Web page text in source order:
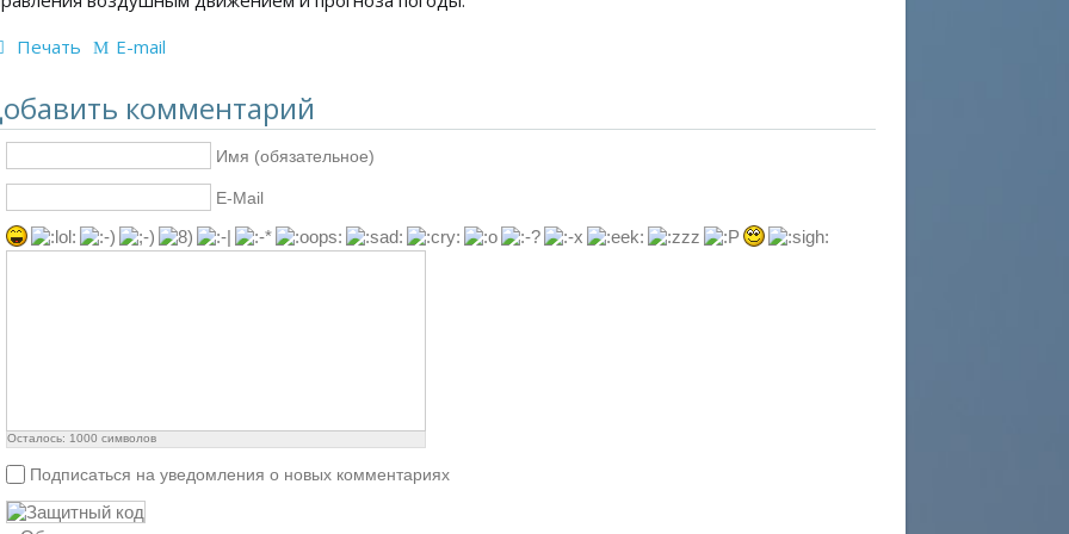
Печать
E-mail
комментарий
Имя (обязательное)
E-Mail
Осталось: 1000 символов
Подписаться на уведомления о новых комментариях